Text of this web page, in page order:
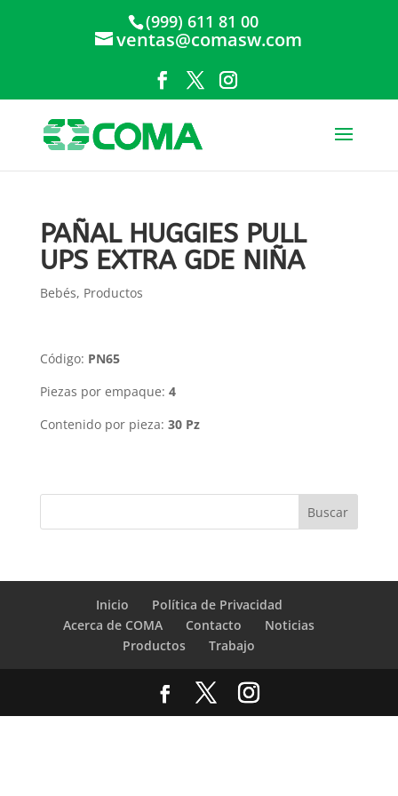
(999) 611 81 00
ventas@comasw.com
PAÑAL HUGGIES PULL
UPS EXTRA GDE NIÑA
Bebés, Productos
Código: PN65
Piezas por empaque: 4
Contenido por pieza: 30 Pz
Inicio
Política de Privacidad
Acerca de COMA
Contacto
Noticias
Productos
Trabajo